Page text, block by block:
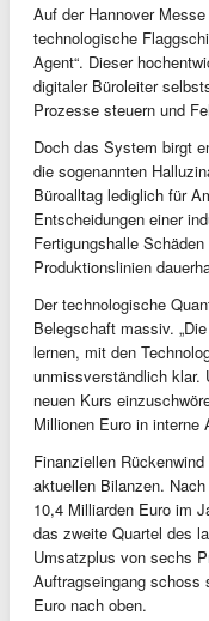
Auf der Hannover
technologische
Agent“. Dieser
digitaler Büroleiter
Prozesse steuern und
Doch das System birgt
die sogenannten
Büroalltag lediglich für
Entscheidungen einer
Fertigungshalle
Produktionslinien
Der technologische
Belegschaft massiv.
lernen, mit den
unmissverständlich klar.
neuen Kurs
Millionen Euro in interne
Finanziellen
aktuellen Bilanzen.
10,4 Milliarden Euro im
das zweite Quartel des
Umsatzplus von sechs
Auftragseingang schoss
Euro nach oben.